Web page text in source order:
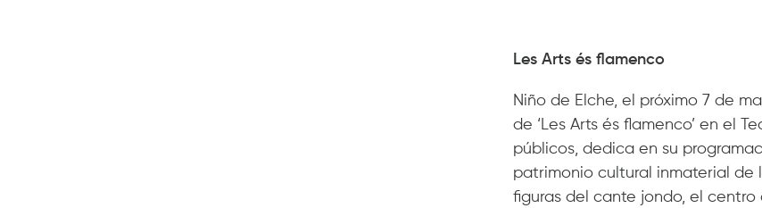
Les Arts és flamenco
Niño de Elche, el próximo 7 de
de ‘Les Arts és flamenco’ en el
públicos, dedica en su
patrimonio cultural inmaterial de
figuras del cante jondo, el